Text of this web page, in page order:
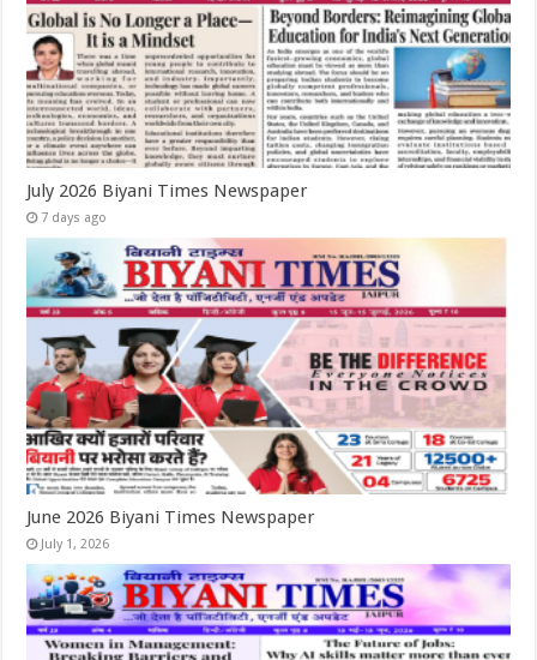
July 2026 Biyani Times Newspaper
7 days ago
June 2026 Biyani Times Newspaper
July 1, 2026